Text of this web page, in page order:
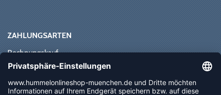
ZAHLUNGSARTEN
Rechnungskauf
Paypal
Vorkasse